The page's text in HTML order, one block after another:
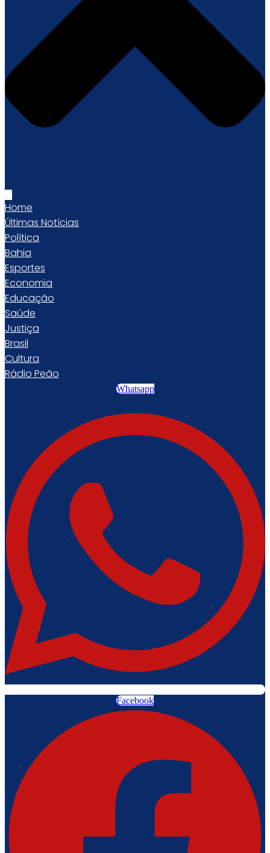
Home
Últimas Notícias
Política
Bahia
Esportes
Economia
Educação
Saúde
Justiça
Brasil
Cultura
Rádio Peão
Whatsapp
Facebook